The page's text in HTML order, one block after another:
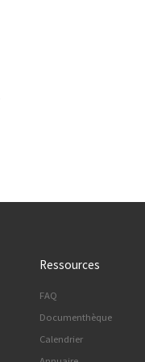
Ressources
FAQ
Documenthèque
Calendrier